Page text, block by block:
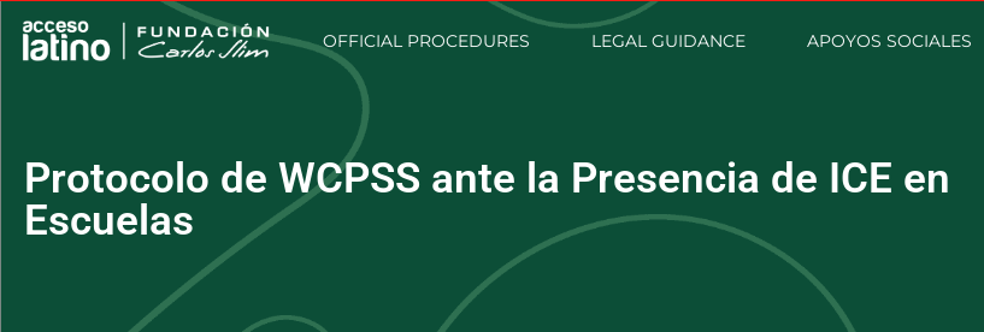
OFFICIAL PROCEDURES LEGAL GUIDANCE APOYOS SOCIALES
Protocolo de WCPSS ante la Presencia de ICE en
Escuelas